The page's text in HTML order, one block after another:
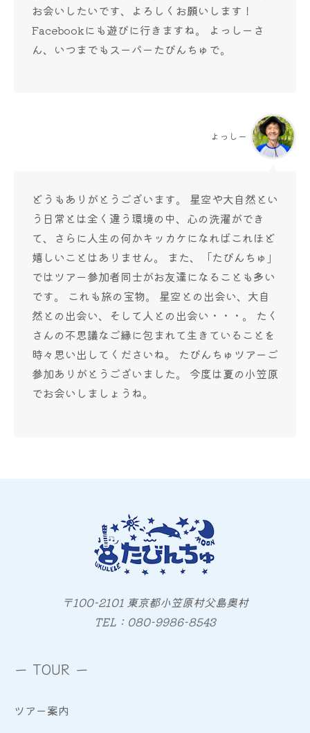
お会いしたいです、よろしくお願いします！
Facebookにも遊びに行きますね。 よっしーさ
ん、いつまでもスーパーたびんちゅで。
よっしー
どうもありがとうございます。 星空や大自然とい
う日常とは全く違う環境の中、心の洗濯ができ
て、さらに人生の何かキッカケになればこれほど
嬉しいことはありません。 また、「たびんちゅ」
ではツアー参加者同士がお友達になることも多い
です。 これも旅の宝物。 星空との出会い、大自
然との出会い、そして人との出会い・・・。 たく
さんの不思議なご縁に包まれて生きていることを
時々思い出してくださいね。 たびんちゅツアーご
参加ありがとうございました。 今度は夏の小笠原
でお会いしましょうね。
〒100-2101 東京都小笠原村父島奥村
TEL：080-9986-8543
ー TOUR ー
ツアー案内